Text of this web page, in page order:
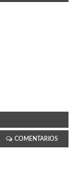
COMENTARIOS